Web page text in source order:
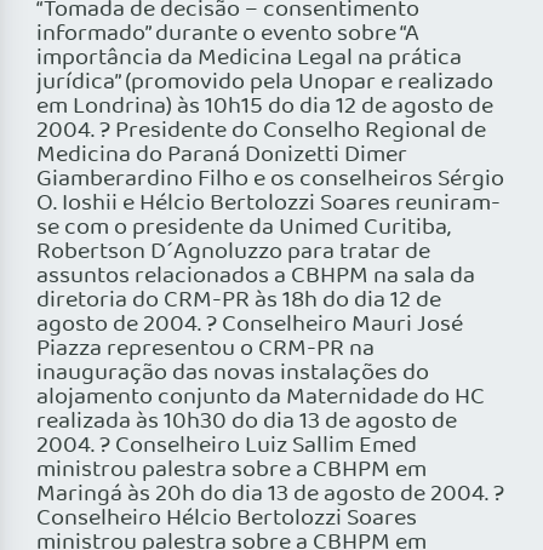
“Tomada de decisão – consentimento
informado” durante o evento sobre “A
importância da Medicina Legal na prática
jurídica” (promovido pela Unopar e realizado
em Londrina) às 10h15 do dia 12 de agosto de
2004. ? Presidente do Conselho Regional de
Medicina do Paraná Donizetti Dimer
Giamberardino Filho e os conselheiros Sérgio
O. Ioshii e Hélcio Bertolozzi Soares reuniram-
se com o presidente da Unimed Curitiba,
Robertson D´Agnoluzzo para tratar de
assuntos relacionados a CBHPM na sala da
diretoria do CRM-PR às 18h do dia 12 de
agosto de 2004. ? Conselheiro Mauri José
Piazza representou o CRM-PR na
inauguração das novas instalações do
alojamento conjunto da Maternidade do HC
realizada às 10h30 do dia 13 de agosto de
2004. ? Conselheiro Luiz Sallim Emed
ministrou palestra sobre a CBHPM em
Maringá às 20h do dia 13 de agosto de 2004. ?
Conselheiro Hélcio Bertolozzi Soares